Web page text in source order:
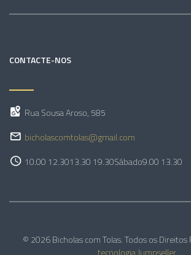
CONTACTE-NOS
Rua Sousa Aroso, 585
bicholascomtolas@gmail.com
10.00 12.3013.30 19.30Sábado9.00 13.30
© 2026 Bicholas com Tolas. Todos os Direitos
tecnologia Jumpseller.